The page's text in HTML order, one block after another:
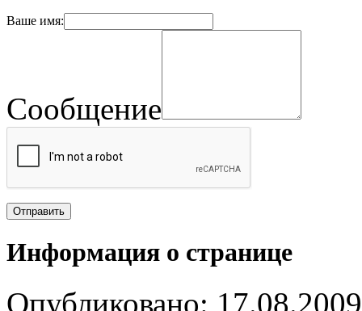
Ваше имя:
Сообщение
Информация о странице
Опубликовано: 17.08.2009